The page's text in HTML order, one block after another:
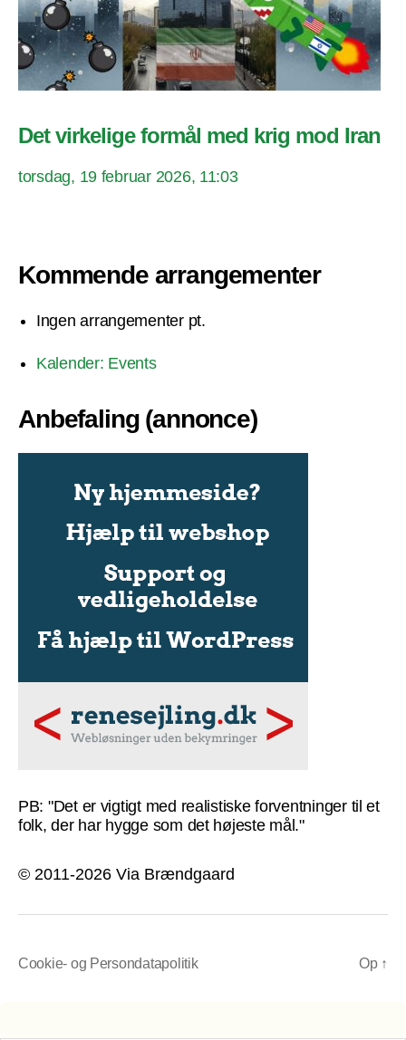
Det virkelige formål med krig mod Iran
torsdag, 19 februar 2026, 11:03
Kommende arrangementer
Ingen arrangementer pt.
Kalender: Events
Anbefaling (annonce)
PB: "Det er vigtigt med realistiske forventninger til et
folk, der har hygge som det højeste mål."
© 2011-2026 Via Brændgaard
Cookie- og Persondatapolitik Op ↑